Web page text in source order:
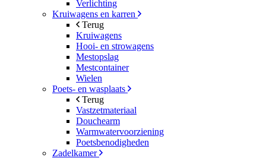
Verlichting
Kruiwagens en karren
Terug
Kruiwagens
Hooi- en strowagens
Mestopslag
Mestcontainer
Wielen
Poets- en wasplaats
Terug
Vastzetmateriaal
Douchearm
Warmwatervoorziening
Poetsbenodigheden
Zadelkamer